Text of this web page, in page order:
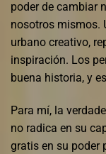
poder de cambiar
nosotros mismos.
urbano creativo,
inspiración. Los
buena historia, y
Para mí, la
no radica en su
gratis en su poder